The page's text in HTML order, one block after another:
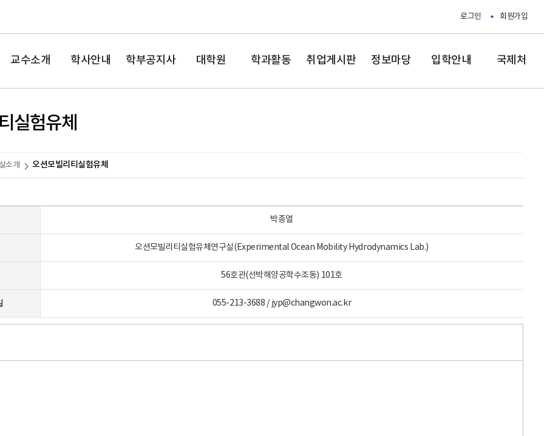
로그인 회원가입
교수소개 학사안내 학부공지사 대학원 학과활동 취업게시판 정보마당 입학안내 국제처
실험유체
소개 오션모빌리티실험유체
박종열
오션모빌리티실험유체연구실(Experimental Ocean Mobility Hydrodynamics Lab.)
56호관(선박해양공학수조동) 101호
055-213-3688 / jyp@changwon.ac.kr